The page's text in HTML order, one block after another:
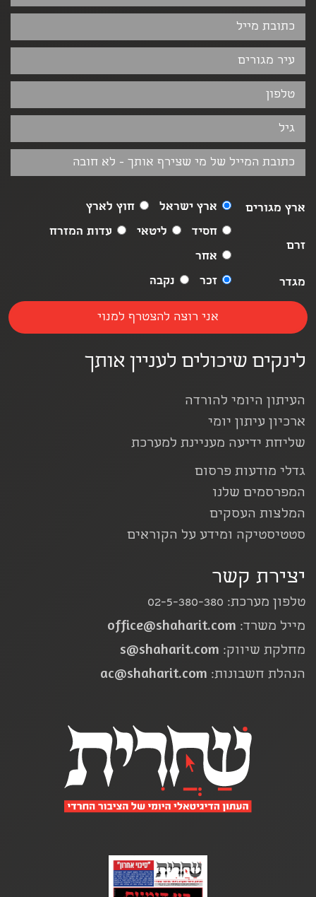
ארץ מגורים ארץ ישראל חוץ לארץ
זרם
חסיד ליטאי
עדות המזרח
אחר
מגדר
זכר נקבה
לינקים שיכולים לעניין אותך
העיתון היומי להורדה
ארכיון עיתון יומי
שליחת ידיעה מעניינת למערכת
גדלי מודעות פרסום
המפרסמים שלנו
המלצות העסקים
סטטיסטיקה ומידע על הקוראים
יצירת קשר
טלפון מערכת: 02-5-380-380
מייל משרד: office@shaharit.com
מחלקת שיווק: s@shaharit.com
הנהלת חשבונות: ac@shaharit.com